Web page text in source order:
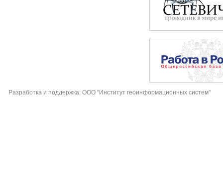
Разработка и поддержка: ООО "Институт геоинформационных систем"